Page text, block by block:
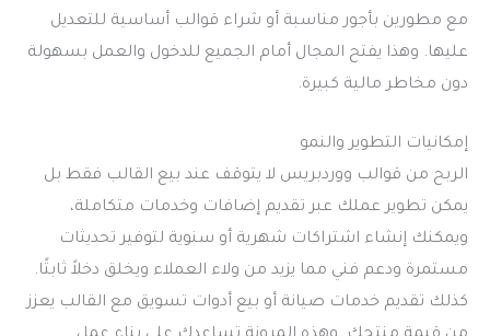
مع مطورين بأجور مناسبة أو شراء قوالب أساسية للتعديل
عليها. وهذا يفتح المجال أمام الجميع للدخول والعمل بسهولة
دون مخاطر مالية كبيرة.
إمكانيات التطوير والنمو
الربح من قوالب ووردبريس لا يتوقف عند بيع القالب فقط بل
يمكن تطوير عملك عبر تقديم إضافات وخدمات متكاملة،
ويمكنك إنشاء اشتراكات شهرية أو سنوية لتوفير تحديثات
مستمرة ودعم فني مما يزيد من ولاء العملاء ويخلق دخلاً ثابتًا.
كذلك تقديم خدمات صيانة أو بيع أدوات تسويق مع القالب يعزز